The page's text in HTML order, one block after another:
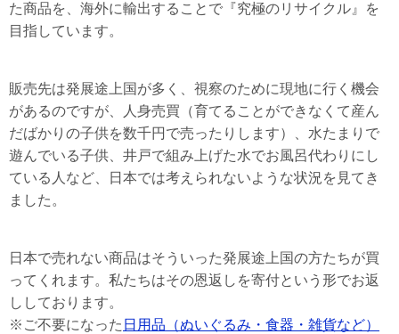
た商品を、海外に輸出することで『究極のリサイクル』を
目指しています。
販売先は発展途上国が多く、視察のために現地に行く機会
があるのですが、人身売買（育てることができなくて産ん
だばかりの子供を数千円で売ったりします）、水たまりで
遊んでいる子供、井戸で組み上げた水でお風呂代わりにし
ている人など、日本では考えられないような状況を見てき
ました。
日本で売れない商品はそういった発展途上国の方たちが買
ってくれます。私たちはその恩返しを寄付という形でお返
ししております。
※ご不要になった 日用品（ぬいぐるみ・食器・雑貨など）